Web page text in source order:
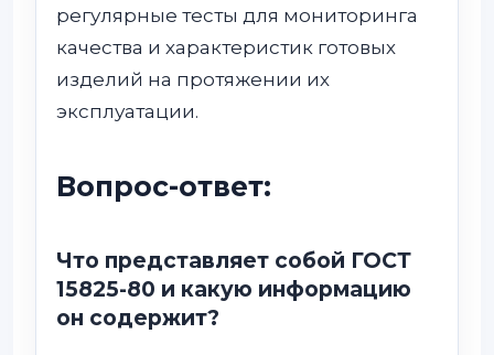
регулярные тесты для мониторинга
качества и характеристик готовых
изделий на протяжении их
эксплуатации.
Вопрос-ответ:
Что представляет собой ГОСТ
15825-80 и какую информацию
он содержит?